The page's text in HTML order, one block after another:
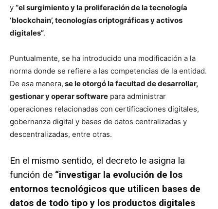
y “el surgimiento y la proliferación de la tecnología
‘blockchain’, tecnologías criptográficas y activos
digitales”.
Puntualmente, se ha introducido una modificación a la
norma donde se refiere a las competencias de la entidad.
De esa manera, se le otorgó la facultad de desarrollar,
gestionar y operar software para administrar
operaciones relacionadas con certificaciones digitales,
gobernanza digital y bases de datos centralizadas y
descentralizadas, entre otras.
En el mismo sentido, el decreto le asigna la
función de “investigar la evolución de los
entornos tecnológicos que utilicen bases de
datos de todo tipo y los productos digitales